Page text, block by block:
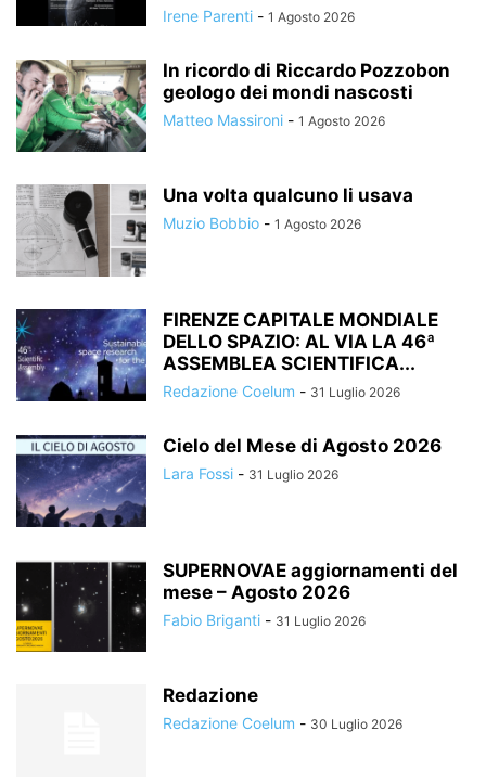
Irene Parenti - 1 Agosto 2026
In ricordo di Riccardo Pozzobon
geologo dei mondi nascosti
Matteo Massironi - 1 Agosto 2026
Una volta qualcuno li usava
Muzio Bobbio - 1 Agosto 2026
FIRENZE CAPITALE MONDIALE
DELLO SPAZIO: AL VIA LA 46ª
ASSEMBLEA SCIENTIFICA...
Redazione Coelum - 31 Luglio 2026
Cielo del Mese di Agosto 2026
Lara Fossi - 31 Luglio 2026
SUPERNOVAE aggiornamenti del
mese – Agosto 2026
Fabio Briganti - 31 Luglio 2026
Redazione
Redazione Coelum - 30 Luglio 2026